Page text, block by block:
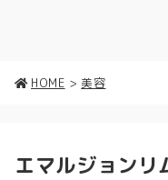
HOME > 美容
エマルジョン